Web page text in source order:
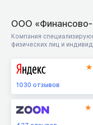
ООО «Финансово-
Компания
физических лиц и
1030 отзывов